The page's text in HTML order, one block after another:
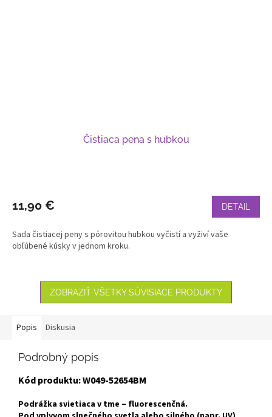
Čistiaca pena s hubkou
11,90 € DETAIL
Sada čistiacej peny s pórovitou hubkou vyčistí a vyživí vaše
obľúbené kúsky v jednom kroku.
ZOBRAZIŤ VŠETKY SÚVISIACE PRODUKTY
Popis Diskusia
Podrobný popis
Kód produktu: W049-52654BM
Podrážka svietiaca v tme – fluorescenčná.